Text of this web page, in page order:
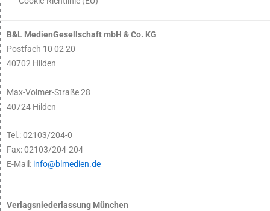
B&L MedienGesellschaft mbH & Co. KG
Postfach 10 02 20
40702 Hilden
Max-Volmer-Straße 28
40724 Hilden
Tel.: 02103/204-0
Fax: 02103/204-204
E-Mail: info@blmedien.de
Verlagsniederlassung München